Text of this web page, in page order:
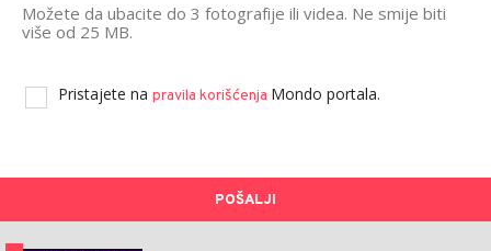
Možete da ubacite do 3 fotografije ili videa. Ne smije biti
više od 25 MB.
Pristajete na pravila korišćenja Mondo portala.
POŠALJI